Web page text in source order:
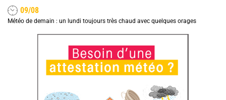
09/08
Météo de demain : un lundi toujours très chaud avec quelques orages